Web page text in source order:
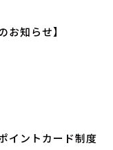
お知らせ】
イントカード制度